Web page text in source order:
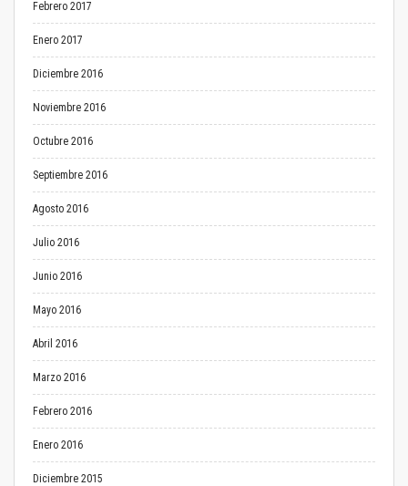
Febrero 2017
Enero 2017
Diciembre 2016
Noviembre 2016
Octubre 2016
Septiembre 2016
Agosto 2016
Julio 2016
Junio 2016
Mayo 2016
Abril 2016
Marzo 2016
Febrero 2016
Enero 2016
Diciembre 2015